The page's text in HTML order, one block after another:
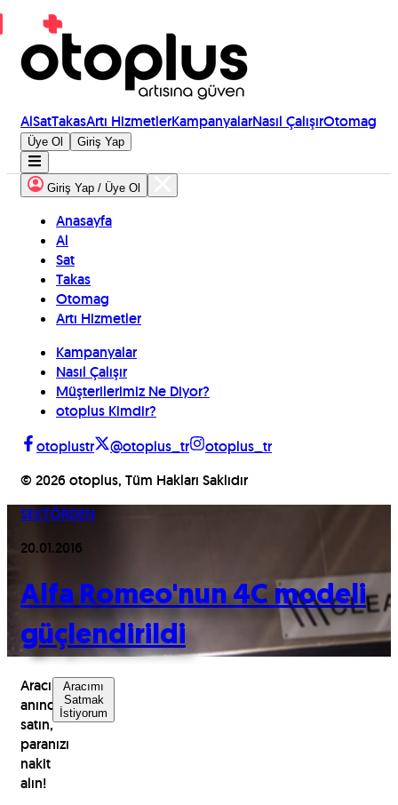
AlSatTakasArtı HizmetlerKampanyalarNasıl ÇalışırOtomag
Üye Ol Giriş Yap
Giriş Yap / Üye Ol
Anasayfa
Al
Sat
Takas
Otomag
Artı Hizmetler
Kampanyalar
Nasıl Çalışır
Müşterilerimiz Ne Diyor?
otoplus Kimdir?
otoplustr
@otoplus_tr
otoplus_tr
© 2026 otoplus, Tüm Hakları Saklıdır
SEKTÖRDEN
20.01.2016
Alfa Romeo'nun 4C modeli
güçlendirildi
Aracınızı
anında
satın,
paranızı
nakit
alın!
Aracımı
Satmak
İstiyorum